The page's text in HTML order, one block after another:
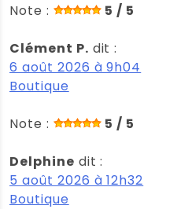
Note : 5 / 5
Clément P. dit :
6 août 2026 à 9h04
Boutique
Note : 5 / 5
Delphine dit :
5 août 2026 à 12h32
Boutique